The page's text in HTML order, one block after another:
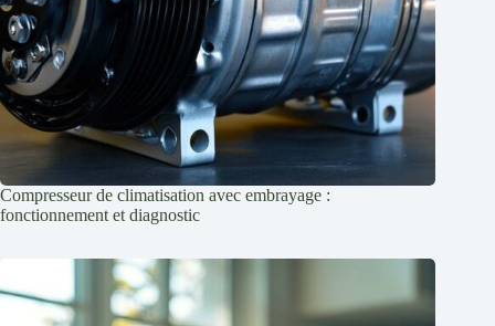
Compresseur de climatisation avec embrayage :
fonctionnement et diagnostic